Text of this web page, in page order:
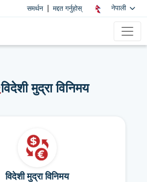
समर्थन मद्दत गर्नुहोस् नेपाली
विदेशी मुद्रा विनिमय
विदेशी मुद्रा विनिमय